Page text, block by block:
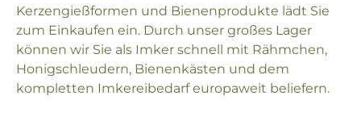
Kerzengießformen und Bienenprodukte lädt Sie
zum Einkaufen ein. Durch unser großes Lager
können wir Sie als Imker schnell mit Rähmchen,
Honigschleudern, Bienenkästen und dem
kompletten Imkereibedarf europaweit beliefern.